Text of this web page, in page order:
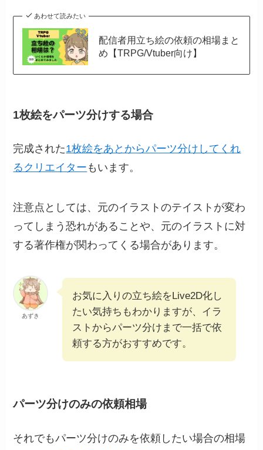
あわせて読みたい
配信者用立ち絵の依頼の相場まと
め【TRPG/Vtuber向け】
1枚絵をパーツ分けする場合
完成された1枚絵をあとからパーツ分けしてくれ
るクリエイター もいます。
注意点としては、元のイラストのテイストが変わ
ってしまう恐れがあることや、元のイラストに対
する著作権が関わってくる場合があります。
あずき
お気に入りの立ち絵をLive2D化し
たい気持ちもわかりますが、イラ
ストからパーツ分けまで一括で依
頼する方がおすすめです。
パーツ分けのみの依頼相場
それでもパーツ分けのみを依頼したい場合の相場